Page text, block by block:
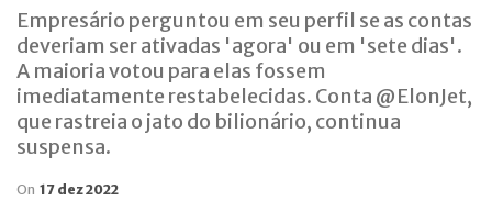
Empresário perguntou em seu perfil se as contas
deveriam ser ativadas 'agora' ou em 'sete dias'.
A maioria votou para elas fossem
imediatamente restabelecidas. Conta @ElonJet,
que rastreia o jato do bilionário, continua
suspensa.
On 17 dez 2022